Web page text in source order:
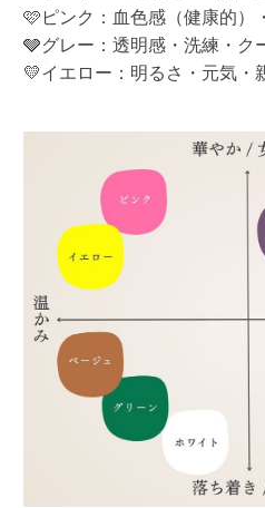
🩷ピンク：血色感（健康的）
🩶グレー：透明感・洗練・ク
💛イエロー：明るさ・元気・